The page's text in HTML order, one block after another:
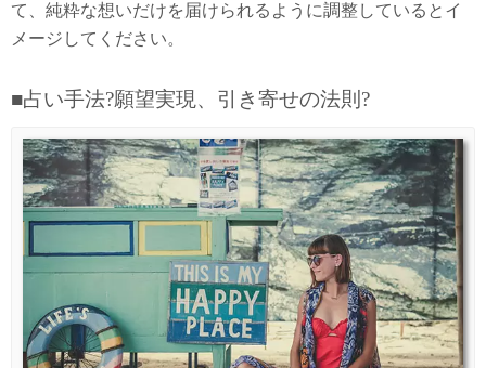
て、純粋な想いだけを届けられるように調整しているとイ
メージしてください。
■占い手法?願望実現、引き寄せの法則?